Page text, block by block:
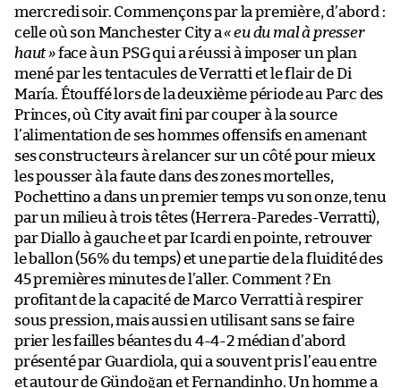
mercredi soir. Commençons par la première, d’abord :
celle où son Manchester City a« eu du mal à presser
haut »face à un PSG qui a réussi à imposer un plan
mené par les tentacules de Verratti et le flair de Di
María. Étouffé lors de la deuxième période au Parc des
Princes, où City avait fini par couper à la source
l’alimentation de ses hommes offensifs en amenant
ses constructeurs à relancer sur un côté pour mieux
les pousser à la faute dans des zones mortelles,
Pochettino a dans un premier temps vu son onze, tenu
par un milieu à trois têtes (Herrera-Paredes-Verratti),
par Diallo à gauche et par Icardi en pointe, retrouver
le ballon (56% du temps) et une partie de la fluidité des
45 premières minutes de l’aller. Comment ? En
profitant de la capacité de Marco Verratti à respirer
sous pression, mais aussi en utilisant sans se faire
prier les failles béantes du 4-4-2 médian d’abord
présenté par Guardiola, qui a souvent pris l’eau entre
et autour de Gündoğan et Fernandinho. Un homme a